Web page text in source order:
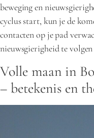
beweging en
cyclus start, kun je de
contacten op je pad
nieuwsgierigheid te
Volle maan in
– betekenis en